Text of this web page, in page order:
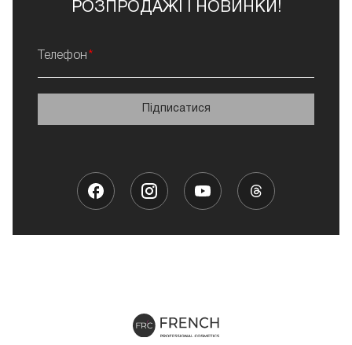
РОЗПРОДАЖІ І НОВИНКИ!
Телефон
Підписатися